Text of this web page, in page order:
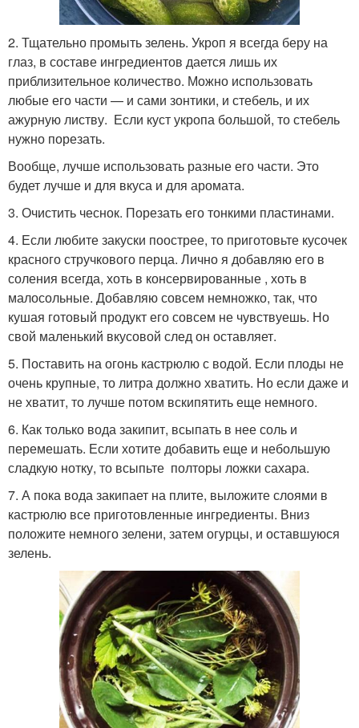
2. Тщательно промыть зелень. Укроп я всегда беру на
глаз, в составе ингредиентов дается лишь их
приблизительное количество. Можно использовать
любые его части — и сами зонтики, и стебель, и их
ажурную листву. Если куст укропа большой, то стебель
нужно порезать.
Вообще, лучше использовать разные его части. Это
будет лучше и для вкуса и для аромата.
3. Очистить чеснок. Порезать его тонкими пластинами.
4. Если любите закуски поострее, то приготовьте кусочек
красного стручкового перца. Лично я добавляю его в
соления всегда, хоть в консервированные , хоть в
малосольные. Добавляю совсем немножко, так, что
кушая готовый продукт его совсем не чувствуешь. Но
свой маленький вкусовой след он оставляет.
5. Поставить на огонь кастрюлю с водой. Если плоды не
очень крупные, то литра должно хватить. Но если даже и
не хватит, то лучше потом вскипятить еще немного.
6. Как только вода закипит, всыпать в нее соль и
перемешать. Если хотите добавить еще и небольшую
сладкую нотку, то всыпьте полторы ложки сахара.
7. А пока вода закипает на плите, выложите слоями в
кастрюлю все приготовленные ингредиенты. Вниз
положите немного зелени, затем огурцы, и оставшуюся
зелень.